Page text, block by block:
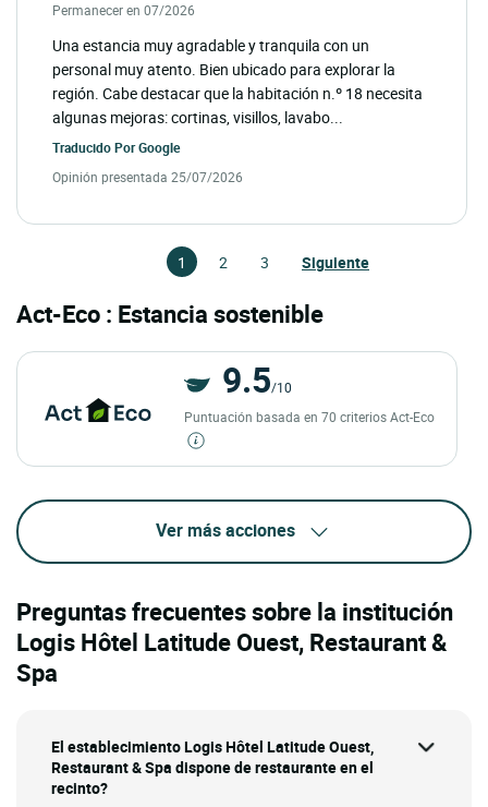
Permanecer en 07/2026
Una estancia muy agradable y tranquila con un
personal muy atento. Bien ubicado para explorar la
región. Cabe destacar que la habitación n.º 18 necesita
algunas mejoras: cortinas, visillos, lavabo...
Traducido PorGoogle
Opinión presentada 25/07/2026
1 2 3 Siguiente
Act-Eco : Estancia sostenible
9.5/10
Puntuación basada en 70 criterios Act-Eco
Ver más acciones
Preguntas frecuentes sobre la institución
Logis Hôtel Latitude Ouest, Restaurant &
Spa
El establecimiento Logis Hôtel Latitude Ouest,
Restaurant & Spa dispone de restaurante en el
recinto?